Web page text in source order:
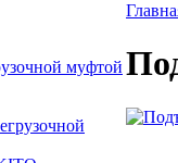
муфтой